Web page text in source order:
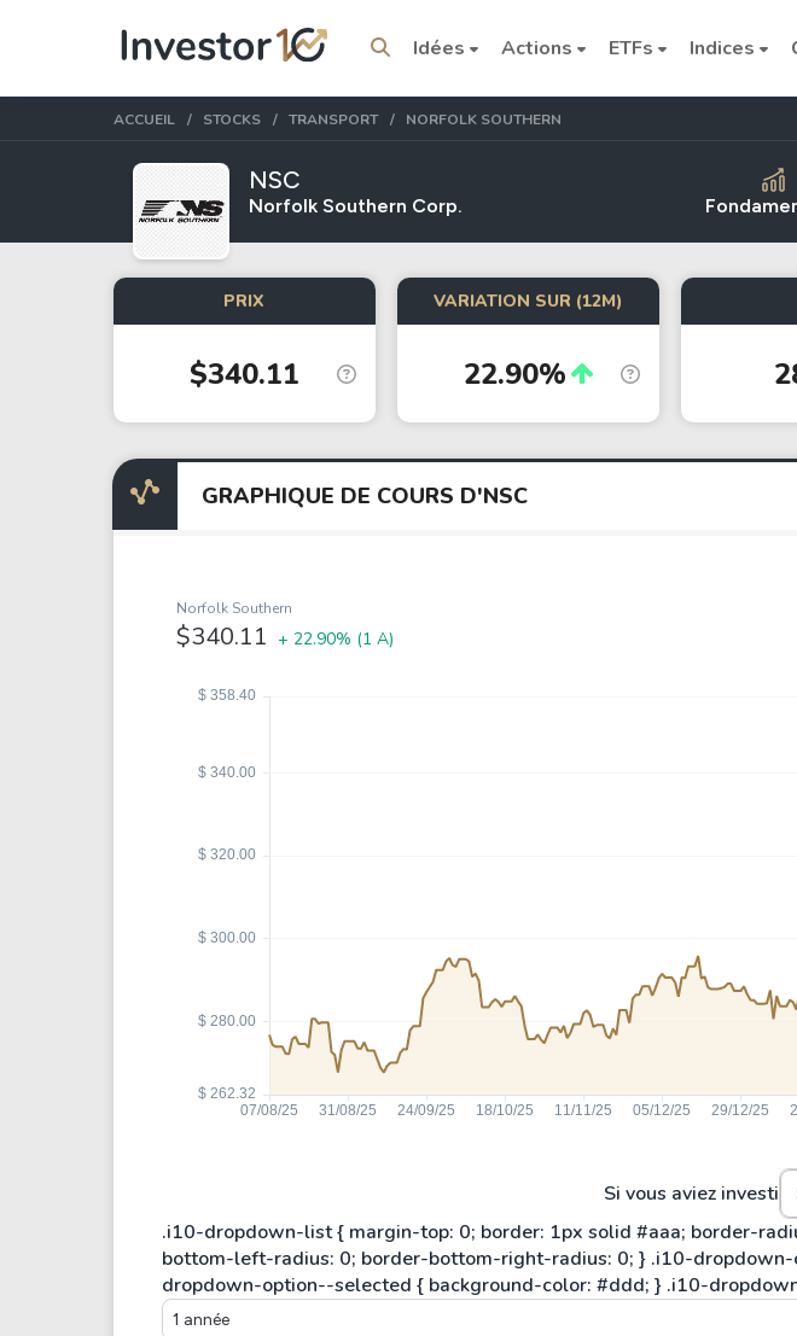
Idées Actions ETFs Indices
Sujets tendance
Stocks
Google
Meta
ETFs
VOO
QQQ
ACCUEIL STOCKS TRANSPORT NORFOLK SOUTHERN
NSC
Norfolk Southern Corp.
PRIX
$340.11
VARIATION SUR (12M)
22.90%
GRAPHIQUE DE COURS D'NSC
Norfolk Southern
$340.11 + 22.90% (1 A)
Si vous aviez investi
1 année